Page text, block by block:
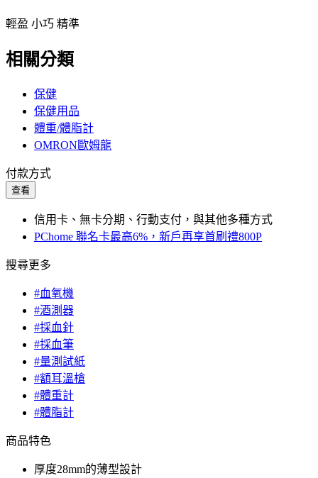
輕盈 小巧 精準
相關分類
保健
保健用品
體重/體脂計
OMRON歐姆龍
付款方式
查看
信用卡、無卡分期、行動支付，與其他多種方式
PChome 聯名卡最高6%，新戶再享首刷禮800P
搜尋更多
#血氧機
#酒測器
#採血針
#採血筆
#量測試紙
#額耳溫槍
#體重計
#體脂計
商品特色
厚度28mm的薄型設計